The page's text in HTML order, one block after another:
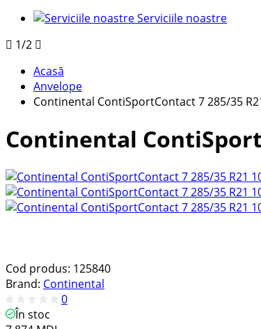
Serviciile noastre
1/2
Acasă
Anvelope
Continental ContiSportContact 7 285/35
Continental
Cod produs: 125840
Brand: Continental
0
În stoc